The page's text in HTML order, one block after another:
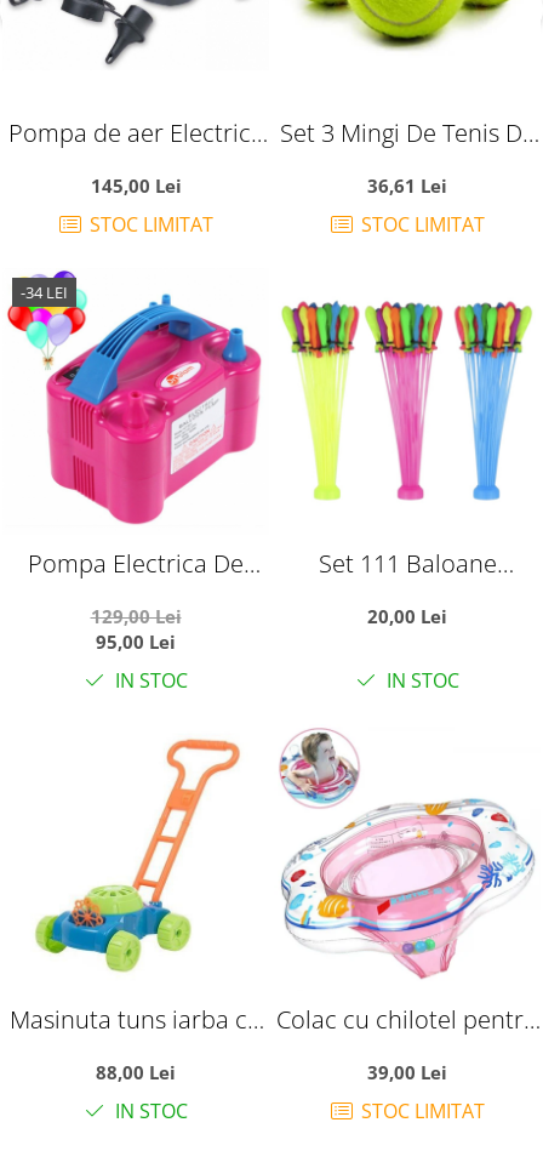
Pompa de aer Electrica
145,00 Lei
STOC LIMITAT
Set 3 Mingi De Tenis De
36,61 Lei
STOC LIMITAT
-34 LEI
Pompa Electrica De
129,00 Lei
95,00 Lei
IN STOC
Set 111 Baloane
Sistem de Prindere
20,00 Lei
IN STOC
Masinuta tuns iarba cu
rezerva
88,00 Lei
IN STOC
Colac cu chilotel pentru
39,00 Lei
STOC LIMITAT